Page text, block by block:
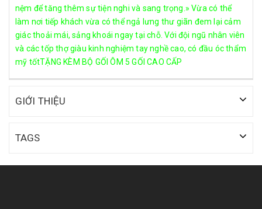
nệm để tăng thêm sự tiện nghi và sang trọng.» Vừa có thể
làm nơi tiếp khách vừa có thể ngả lưng thư giãn đem lại cảm
giác thoải mái, sảng khoái ngay tại chỗ. Với đội ngũ nhân viên
và các tốp thợ giàu kinh nghiệm tay nghề cao, có đầu óc thẩm
mỹ tốtTẶNG KÈM BỘ GỐI ÔM 5 GỐI CAO CẤP
GIỚI THIỆU
TAGS